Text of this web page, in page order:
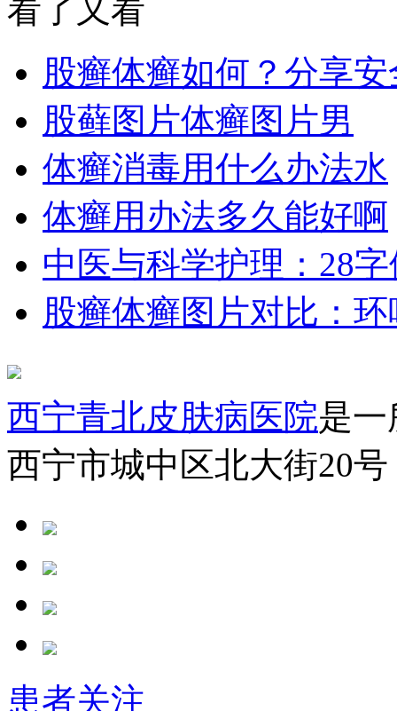
看了又看
股癣体癣如何？分享
股藓图片体癣图片男
体癣消毒用什么办法水
体癣用办法多久能好啊
中医与科学护理：28
股癣体癣图片对比：
西宁青北皮肤病医院是
西宁市城中区北大街20
患者关注